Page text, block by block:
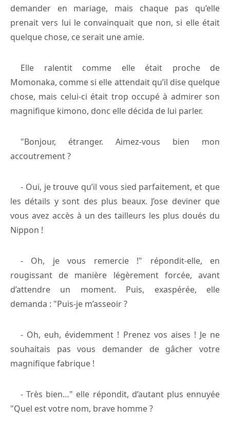
demander en mariage, mais chaque pas qu’elle
prenait vers lui le convainquait que non, si elle était
quelque chose, ce serait une amie.
Elle ralentit comme elle était proche de
Momonaka, comme si elle attendait qu’il dise quelque
chose, mais celui-ci était trop occupé à admirer son
magnifique kimono, donc elle décida de lui parler.
"Bonjour, étranger. Aimez-vous bien mon
accoutrement ?
- Oui, je trouve qu’il vous sied parfaitement, et que
les détails y sont des plus beaux. J’ose deviner que
vous avez accès à un des tailleurs les plus doués du
Nippon !
- Oh, je vous remercie !" répondit-elle, en
rougissant de manière légèrement forcée, avant
d’attendre un moment. Puis, exaspérée, elle
demanda : "Puis-je m’asseoir ?
- Oh, euh, évidemment ! Prenez vos aises ! Je ne
souhaitais pas vous demander de gâcher votre
magnifique fabrique !
- Très bien…" elle répondit, d’autant plus ennuyée
"Quel est votre nom, brave homme ?